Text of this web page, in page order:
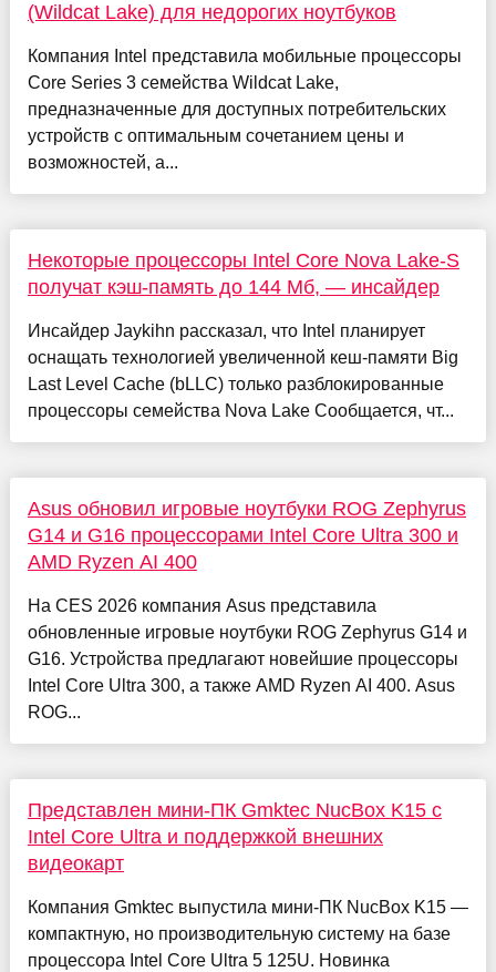
(Wildcat Lake) для недорогих ноутбуков
Компания Intel представила мобильные процессоры
Core Series 3 семейства Wildcat Lake,
предназначенные для доступных потребительских
устройств с оптимальным сочетанием цены и
возможностей, а...
Некоторые процессоры Intel Core Nova Lake-S
получат кэш-память до 144 Мб, — инсайдер
Инсайдер Jaykihn рассказал, что Intel планирует
оснащать технологией увеличенной кеш-памяти Big
Last Level Cache (bLLC) только разблокированные
процессоры семейства Nova Lake Сообщается, чт...
Asus обновил игровые ноутбуки ROG Zephyrus
G14 и G16 процессорами Intel Core Ultra 300 и
AMD Ryzen AI 400
На CES 2026 компания Asus представила
обновленные игровые ноутбуки ROG Zephyrus G14 и
G16. Устройства предлагают новейшие процессоры
Intel Core Ultra 300, а также AMD Ryzen AI 400. Asus
ROG...
Представлен мини-ПК Gmktec NucBox K15 с
Intel Core Ultra и поддержкой внешних
видеокарт
Компания Gmktec выпустила мини-ПК NucBox K15 —
компактную, но производительную систему на базе
процессора Intel Core Ultra 5 125U. Новинка